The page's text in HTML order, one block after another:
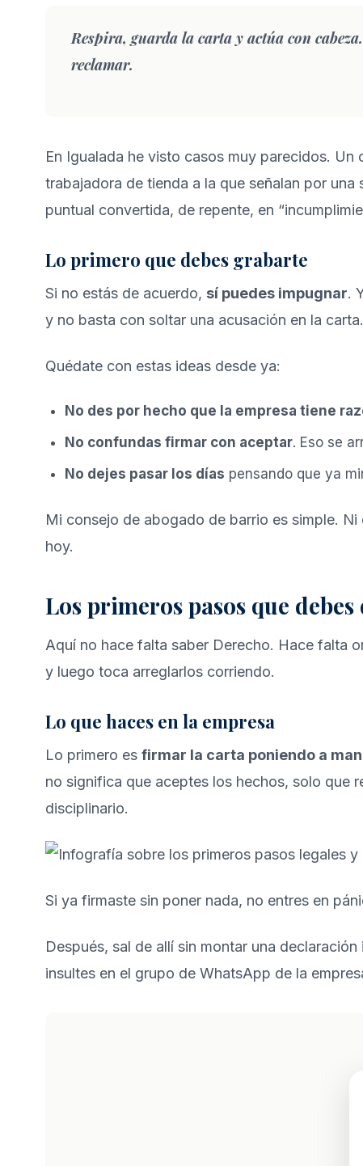
Respira, guarda la carta y actúa con
reclamar.
En Igualada he visto casos muy parecidos.
trabajadora de tienda a la que señalan por
puntual convertida, de repente, en
Lo primero que debes grabarte
Si no estás de acuerdo, sí puedes impugnar.
y no basta con soltar una acusación en la carta.
Quédate con estas ideas desde ya:
No des por hecho que la empresa tiene
No confundas firmar con aceptar. Eso se
No dejes pasar los días pensando que ya
Mi consejo de abogado de barrio es simple.
hoy.
Los primeros pasos que
Aquí no hace falta saber Derecho. Hace falta
y luego toca arreglarlos corriendo.
Lo que haces en la empresa
Lo primero es firmar la carta poniendo a
no significa que aceptes los hechos, solo que
disciplinario.
Si ya firmaste sin poner nada, no entres en
Después, sal de allí sin montar una
insultes en el grupo de WhatsApp de la